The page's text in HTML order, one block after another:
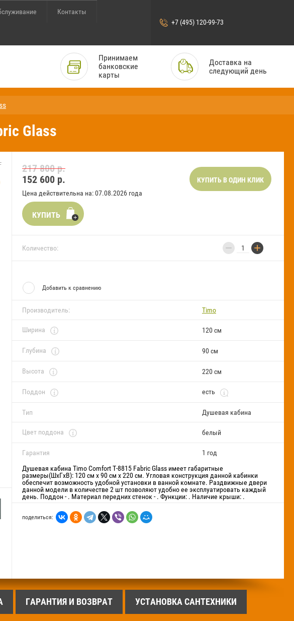
Контакты
+7 (495) 120-99-73
Принимаем
банковские
карты
Доставка на
следующий день
Glass
217 800 р.
152 600 р.
Цена действительна на: 07.08.2026 года
КУПИТЬ В ОДИН КЛИК
КУПИТЬ
Количество: − +
Добавить к сравнению
Производитель: Timo
Ширина 120 см
Глубина 90 см
Высота 220 см
Поддон есть
Тип Душевая кабина
Цвет поддона белый
Гарантия
1 год
Душевая кабина Timo Comfort T-8815 Fabric Glass имеет габаритные
размеры(ШхГхВ): 120 см х 90 см х 220 см. Угловая конструкция данной кабинки
обеспечит возможность удобной установки в ванной комнате. Раздвижные двери
данной модели в количестве 2 шт позволяют удобно ее эксплуатировать каждый
день. Поддон - . Материал передних стенок - . Функции: . Наличие крыши: .
поделиться:
ГАРАНТИЯ И ВОЗВРАТ УСТАНОВКА САНТЕХНИКИ